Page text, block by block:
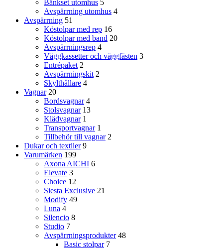
Bänkset utomhus 5
Avspärrning utomhus 4
Avspärrning 51
Köstolpar med rep 16
Köstolpar med band 20
Avspärrningsrep 4
Väggkassetter och väggfästen 3
Entrépaket 2
Avspärrningskit 2
Skylthållare 4
Vagnar 20
Bordsvagnar 4
Stolsvagnar 13
Klädvagnar 1
Transportvagnar 1
Tillbehör till vagnar 2
Dukar och textiler 9
Varumärken 199
Axona AICHI 6
Elevate 3
Choice 12
Siesta Exclusive 21
Modify 49
Luna 4
Silencio 8
Studio 7
Avspärrningsprodukter 48
Basic stolpar 7